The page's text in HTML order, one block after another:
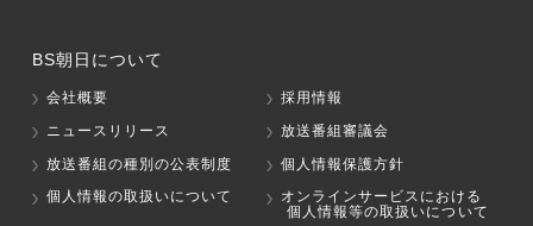
BS朝日について
会社概要
採用情報
ニュースリリース
放送番組審議会
放送番組の種別の公表制度
個人情報保護方針
個人情報の取扱いについて
オンラインサービスにおける
個人情報等の取扱いについて